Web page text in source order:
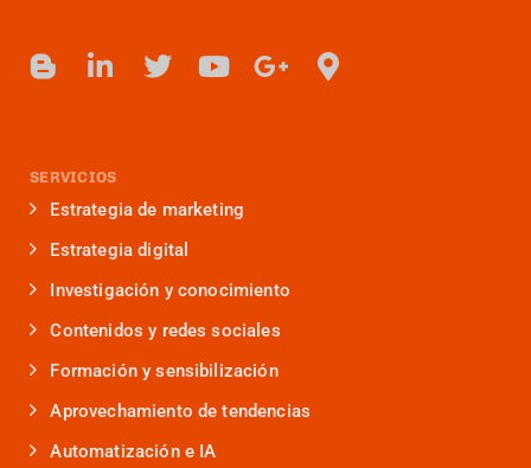
SERVICIOS
Estrategia de marketing
Estrategia digital
Investigación y conocimiento
Contenidos y redes sociales
Formación y sensibilización
Aprovechamiento de tendencias
Automatización e IA